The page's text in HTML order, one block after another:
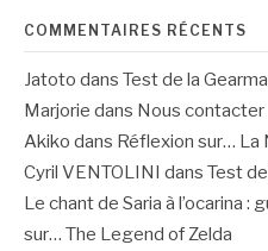
COMMENTAIRES RÉCENTS
Jatoto dans Test de la
Marjorie dans Nous contacter
Akiko dans Réflexion sur… La
Cyril VENTOLINI dans Test
Le chant de Saria à l’ocarina :
sur… The Legend of Zelda